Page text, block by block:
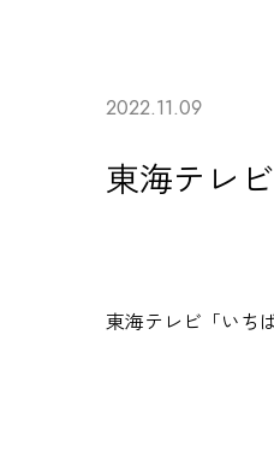
2022.11.09
東海テレ
東海テレビ「いち